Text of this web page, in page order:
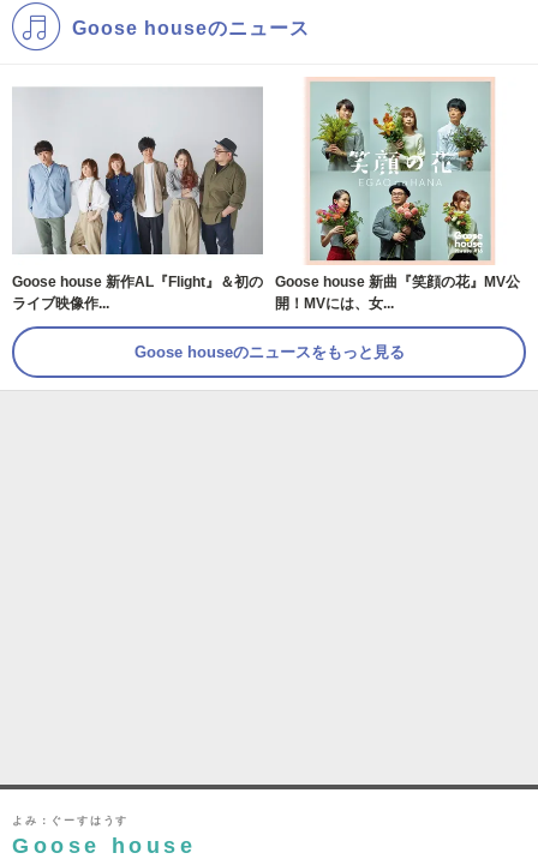
Goose houseのニュース
Goose house 新作AL『Flight』＆初の
ライブ映像作...
Goose house 新曲『笑顔の花』MV公
開！MVには、女...
Goose houseのニュースをもっと見る
よみ：ぐーすはうす
Goose house